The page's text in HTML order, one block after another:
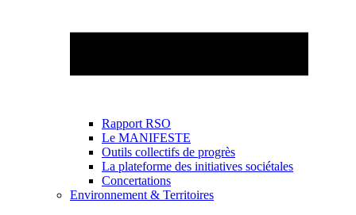
Rapport RSO
Le MANIFESTE
Outils collectifs de progrès
La plateforme des initiatives sociétales
Concertations
Environnement & Territoires